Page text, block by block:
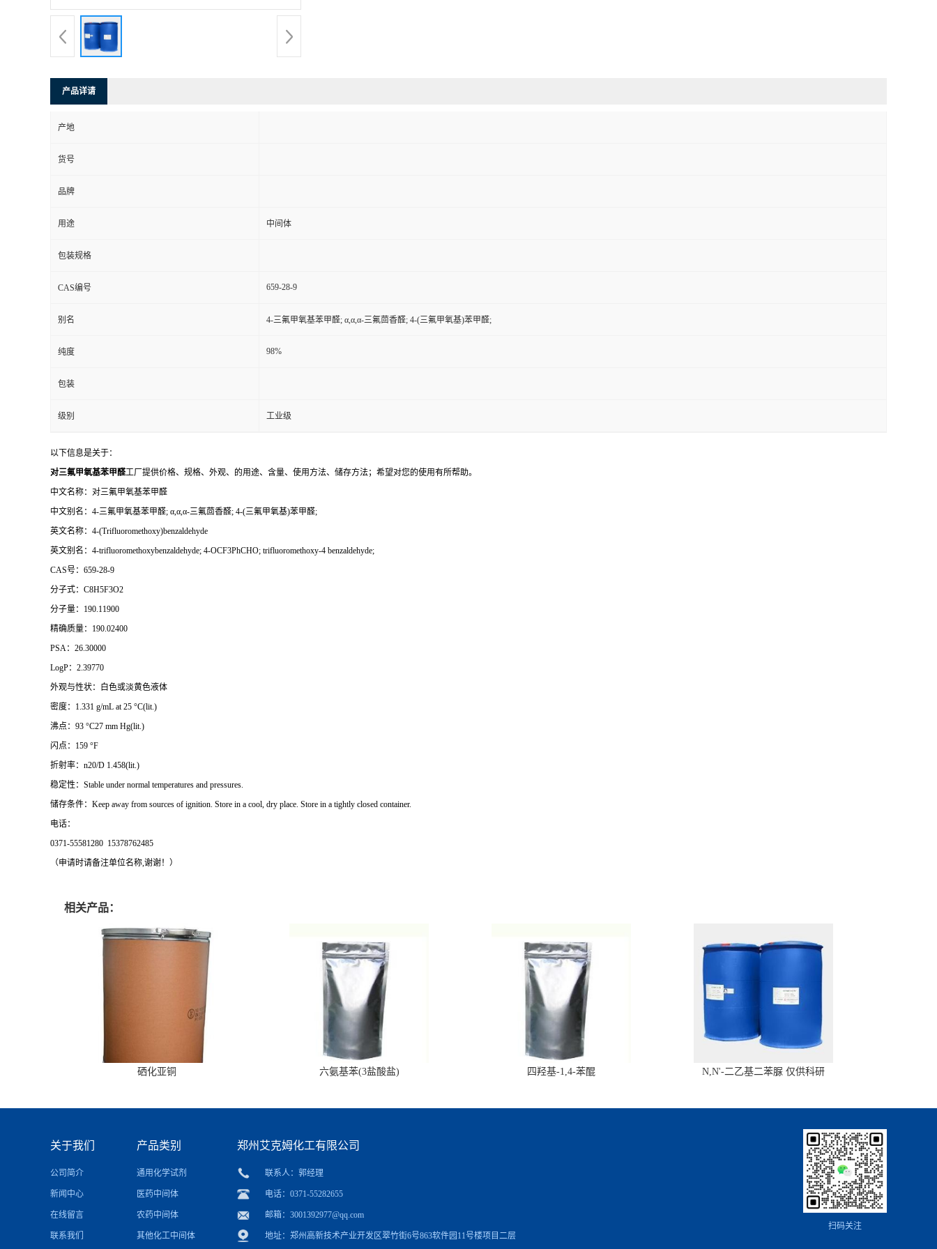
产品详请
产地
货号
品牌
用途 中间体
包装规格
CAS编号 659-28-9
别名 4-三氟甲氧基苯甲醛; α,α,α-三氟茴香醛; 4-(三氟甲氧基)苯甲醛;
纯度 98%
包装
级别 工业级
以下信息是关于：
对三氟甲氧基苯甲醛工厂提供价格、规格、外观、的用途、含量、使用方法、储存方法；希望对您的使用有所帮助。
中文名称：对三氟甲氧基苯甲醛
中文别名：4-三氟甲氧基苯甲醛; α,α,α-三氟茴香醛; 4-(三氟甲氧基)苯甲醛;
英文名称：4-(Trifluoromethoxy)benzaldehyde
英文别名：4-trifluoromethoxybenzaldehyde; 4-OCF3PhCHO; trifluoromethoxy-4 benzaldehyde;
CAS号：659-28-9
分子式：C8H5F3O2
分子量：190.11900
精确质量：190.02400
PSA：26.30000
LogP：2.39770
外观与性状：白色或淡黄色液体
密度：1.331 g/mL at 25 °C(lit.)
沸点：93 °C27 mm Hg(lit.)
闪点：159 °F
折射率：n20/D 1.458(lit.)
稳定性：Stable under normal temperatures and pressures.
储存条件：Keep away from sources of ignition. Store in a cool, dry place. Store in a tightly closed container.
电话：
0371-55581280 15378762485
（申请时请备注单位名称,谢谢！）
相关产品：
硒化亚铜 六氨基苯(3盐酸盐) 四羟基-1,4-苯醌 N,N'-二乙基二苯脲 仅供科研
关于我们
公司简介
新闻中心
在线留言
联系我们
产品类别
通用化学试剂
医药中间体
农药中间体
其他化工中间体
郑州艾克姆化工有限公司
联系人：郭经理
电话：0371-55282655
邮箱： 3001392977@qq.com
地址：郑州高新技术产业开发区翠竹街6号863软件园11号楼项目二层
扫码关注